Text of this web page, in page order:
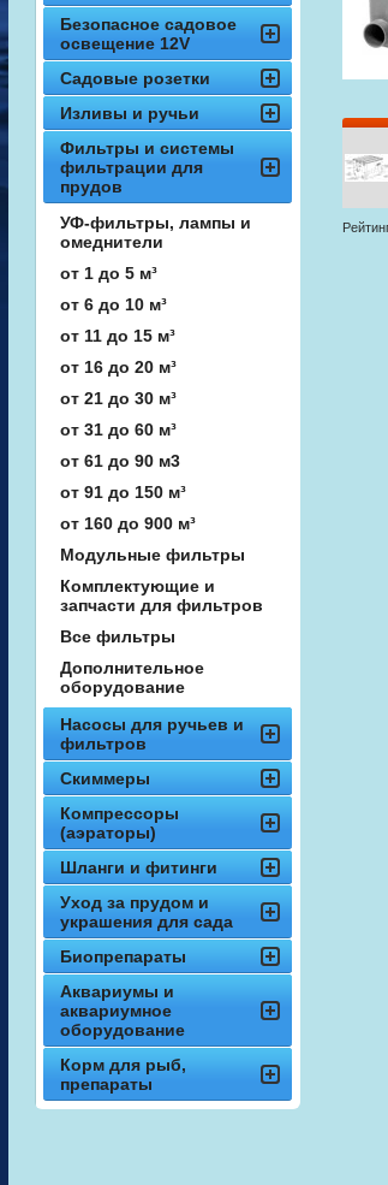
Безопасное садовое
освещение 12V
Садовые розетки
Изливы и ручьи
Фильтры и системы
фильтрации для
прудов
УФ-фильтры, лампы и
омеднители
от 1 до 5 м³
от 6 до 10 м³
от 11 до 15 м³
от 16 до 20 м³
от 21 до 30 м³
от 31 до 60 м³
от 61 до 90 м3
от 91 до 150 м³
от 160 до 900 м³
Модульные фильтры
Комплектующие и
запчасти для фильтров
Все фильтры
Дополнительное
оборудование
Насосы для ручьев и
фильтров
Скиммеры
Компрессоры
(аэраторы)
Шланги и фитинги
Уход за прудом и
украшения для сада
Биопрепараты
Аквариумы и
аквариумное
оборудование
Корм для рыб,
препараты